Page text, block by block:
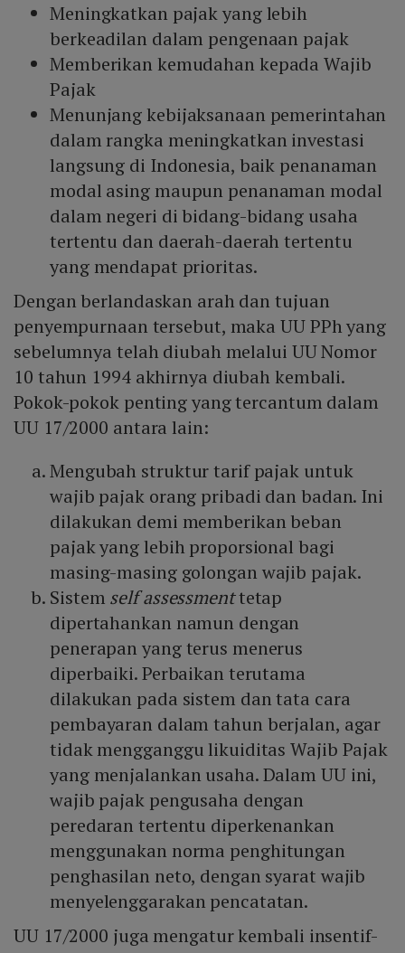
Meningkatkan pajak yang lebih
berkeadilan dalam pengenaan pajak
Memberikan kemudahan kepada Wajib
Pajak
Menunjang kebijaksanaan pemerintahan
dalam rangka meningkatkan investasi
langsung di Indonesia, baik penanaman
modal asing maupun penanaman modal
dalam negeri di bidang-bidang usaha
tertentu dan daerah-daerah tertentu
yang mendapat prioritas.
Dengan berlandaskan arah dan tujuan
penyempurnaan tersebut, maka UU PPh yang
sebelumnya telah diubah melalui UU Nomor
10 tahun 1994 akhirnya diubah kembali.
Pokok-pokok penting yang tercantum dalam
UU 17/2000 antara lain:
Mengubah struktur tarif pajak untuk
wajib pajak orang pribadi dan badan. Ini
dilakukan demi memberikan beban
pajak yang lebih proporsional bagi
masing-masing golongan wajib pajak.
Sistem self assessmenttetap
dipertahankan namun dengan
penerapan yang terus menerus
diperbaiki. Perbaikan terutama
dilakukan pada sistem dan tata cara
pembayaran dalam tahun berjalan, agar
tidak mengganggu likuiditas Wajib Pajak
yang menjalankan usaha. Dalam UU ini,
wajib pajak pengusaha dengan
peredaran tertentu diperkenankan
menggunakan norma penghitungan
penghasilan neto, dengan syarat wajib
menyelenggarakan pencatatan.
UU 17/2000 juga mengatur kembali insentif-